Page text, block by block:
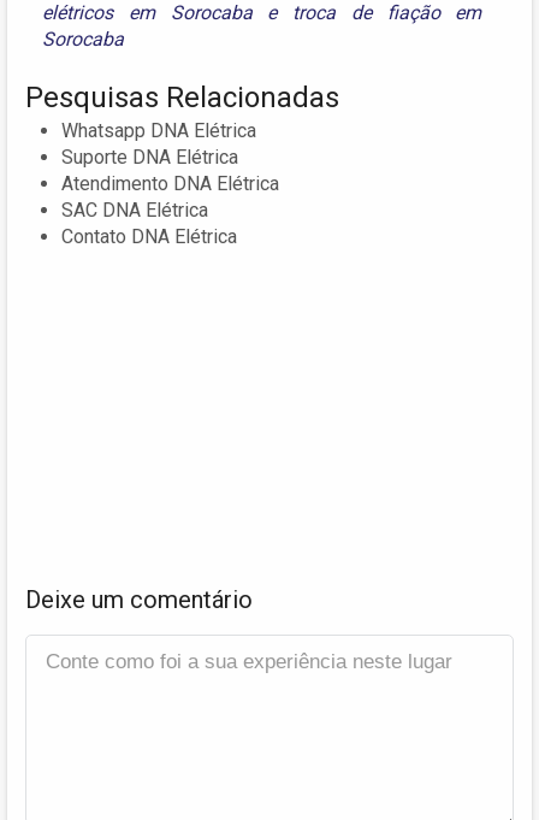
elétricos em Sorocabae
troca de fiação em
Sorocaba
Pesquisas Relacionadas
Whatsapp DNA Elétrica
Suporte DNA Elétrica
Atendimento DNA Elétrica
SAC DNA Elétrica
Contato DNA Elétrica
Deixe um comentário